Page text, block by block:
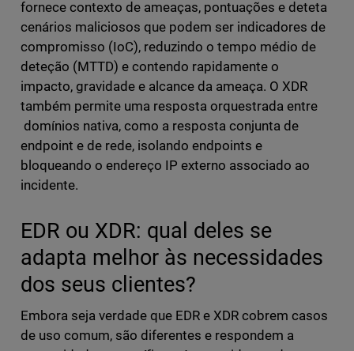
fornece contexto de ameaças, pontuações e deteta
cenários maliciosos que podem ser indicadores de
compromisso (IoC), reduzindo o tempo médio de
deteção (MTTD) e contendo rapidamente o
impacto, gravidade e alcance da ameaça. O XDR
também permite uma resposta orquestrada entre
domínios nativa, como a resposta conjunta de
endpoint e de rede, isolando endpoints e
bloqueando o endereço IP externo associado ao
incidente.
EDR ou XDR: qual deles se
adapta melhor às necessidades
dos seus clientes?
Embora seja verdade que EDR e XDR cobrem casos
de uso comum, são diferentes e respondem a